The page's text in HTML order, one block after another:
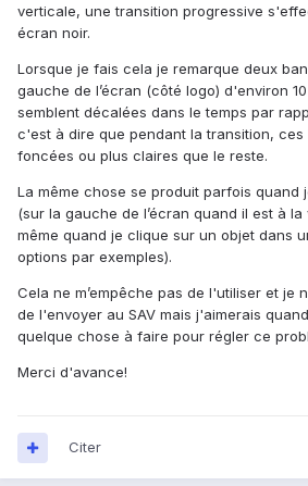
verticale, une transition progressive
écran noir.
Lorsque je fais cela je remarque deux
gauche de l’écran (côté logo) d'environ
semblent décalées dans le temps par
c'est à dire que pendant la transition, ces
foncées ou plus claires que le reste.
La même chose se produit parfois quand
(sur la gauche de l’écran quand il est à
même quand je clique sur un objet dans
options par exemples).
Cela ne m’empêche pas de l'utiliser et je
de l'envoyer au SAV mais j'aimerais
quelque chose à faire pour régler ce
Merci d'avance!
Citer